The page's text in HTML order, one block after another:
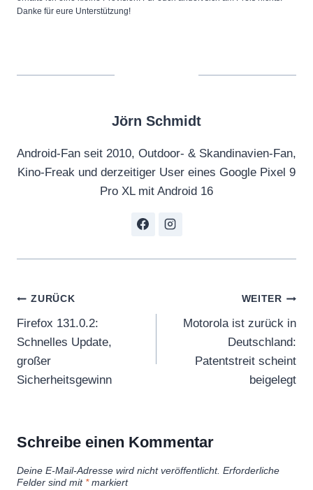
Danke für eure Unterstützung!
Jörn Schmidt
Android-Fan seit 2010, Outdoor- & Skandinavien-Fan,
Kino-Freak und derzeitiger User eines Google Pixel 9
Pro XL mit Android 16
Beitragsnavigation
ZURÜCK
Firefox 131.0.2:
Schnelles Update,
großer
Sicherheitsgewinn
WEITER
Motorola ist zurück in
Deutschland:
Patentstreit scheint
beigelegt
Schreibe einen Kommentar
Deine E-Mail-Adresse wird nicht veröffentlicht. Erforderliche
Felder sind mit *markiert